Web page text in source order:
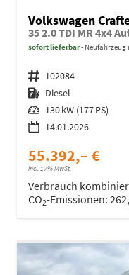
Volkswagen
35 2.0 TDI MR 4x4
sofort lieferbar
Fahrzeugnr. 102084
Kraftstoff Diesel
Leistung 130 kW (177 PS)
14.01.2026
55.392,– €
incl. 17% MwSt.
Verbrauch
CO2-Emissionen: